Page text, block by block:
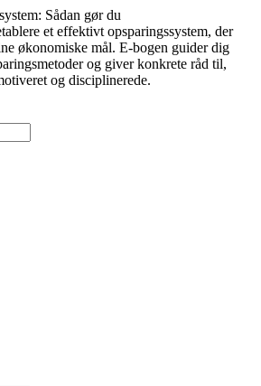
Sådan gør du
et effektivt opsparingssystem, der
økonomiske mål. E-bogen guider dig
og giver konkrete råd til,
og disciplinerede.